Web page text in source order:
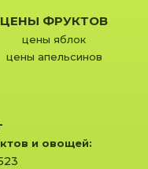
ЦЕНЫ ФРУКТОВ
цены яблок
цены апельсинов
и овощей: